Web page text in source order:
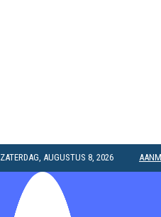
ZATERDAG, AUGUSTUS 8, 2026